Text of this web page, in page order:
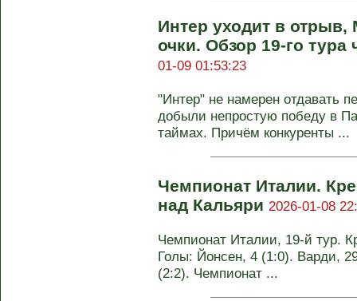
Интер уходит в
очки. Обзор 19-го
01-09 01:53:23
"Интер" не намерен отдавать
добыли непростую победу в
таймах. Причём конкуренты ...
Чемпионат Италии.
над Кальяри 2026-01-08
Чемпионат Италии, 19-й тур.
Голы: Йонсен, 4 (1:0). Варди,
(2:2). Чемпионат ...